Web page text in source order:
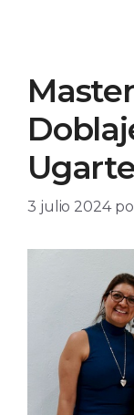
3 julio 2024